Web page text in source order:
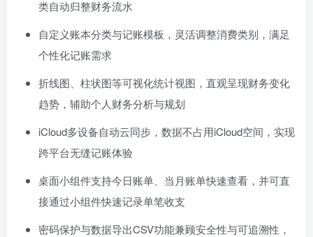
类自动归整财务流水
自定义账本分类与记账模板，灵活调整消费类别，满足
个性化记账需求
折线图、柱状图等可视化统计视图，直观呈现财务变化
趋势，辅助个人财务分析与规划
iCloud多设备自动云同步，数据不占用iCloud空间，实现
跨平台无缝记账体验
桌面小组件支持今日账单、当月账单快速查看，并可直
接通过小组件快速记录单笔收支
密码保护与数据导出CSV功能兼顾安全性与可追溯性，